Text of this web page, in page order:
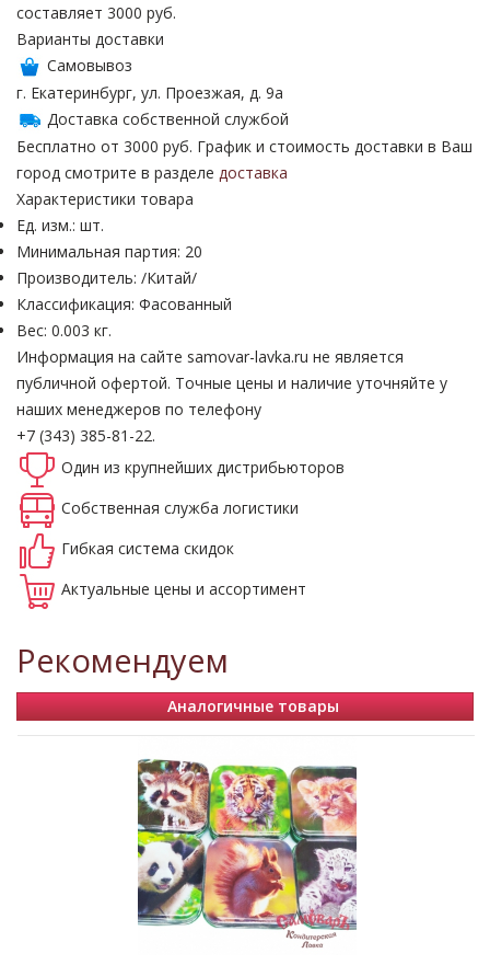
составляет 3000 руб.
Варианты доставки
Самовывоз
г. Екатеринбург, ул. Проезжая, д. 9а
Доставка собственной службой
Бесплатно от 3000 руб. График и стоимость доставки в Ваш
город смотрите в разделе доставка
Характеристики товара
Ед. изм.: шт.
Минимальная партия: 20
Производитель: /Китай/
Классификация: Фасованный
Вес: 0.003 кг.
Информация на сайте samovar-lavka.ru не является
публичной офертой. Точные цены и наличие уточняйте у
наших менеджеров по телефону
+7 (343) 385-81-22.
Один из крупнейших дистрибьюторов
Собственная служба логистики
Гибкая система скидок
Актуальные цены и ассортимент
Рекомендуем
Аналогичные товары